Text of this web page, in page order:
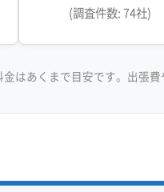
(調査件数: 74社)
はあくまで目安です。出張費